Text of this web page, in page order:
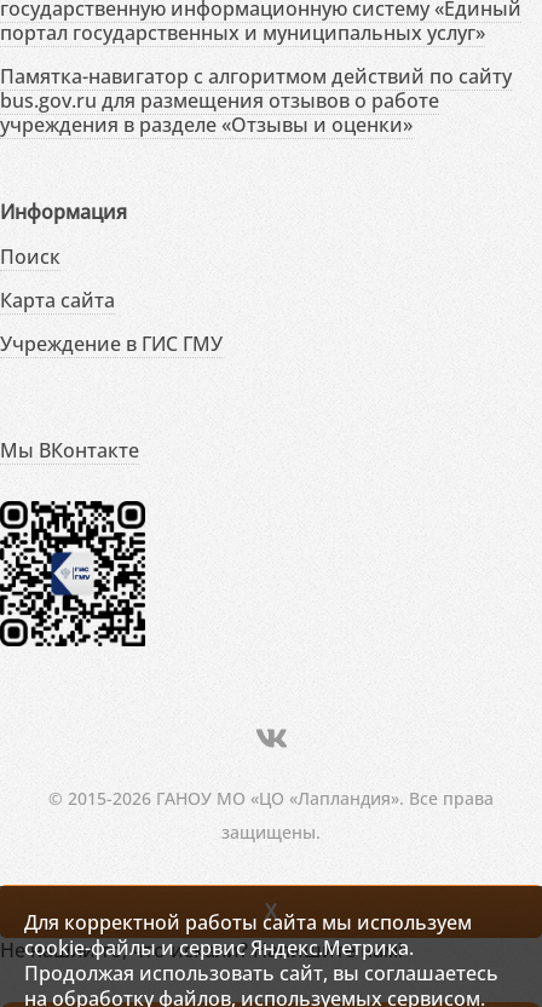
государственную информационную систему «Единый
портал государственных и муниципальных услуг»
Памятка-навигатор с алгоритмом действий по сайту
bus.gov.ru для размещения отзывов о работе
учреждения в разделе «Отзывы и оценки»
Информация
Поиск
Карта сайта
Учреждение в ГИС ГМУ
Мы ВКонтакте
© 2015-2026 ГАНОУ МО «ЦО «Лапландия». Все права
защищены.
Для корректной работы сайта мы используем
cookie-файлы и сервис Яндекс.Метрика.
Продолжая использовать сайт, вы соглашаетесь
на обработку файлов, используемых сервисом.
X
Не нашли то, что искали? Напишите нам!